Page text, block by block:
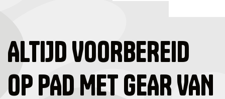
ALTIJD VOORBEREID
OP PAD MET GEAR VAN